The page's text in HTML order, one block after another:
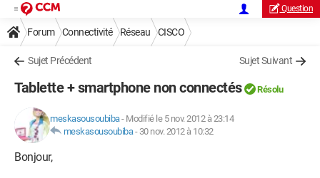
Question
Forum Connectivité Réseau CISCO
Sujet Précédent Sujet Suivant
Tablette + smartphone non connectés Résolu
meskasousoubiba- Modifié le 5 nov. 2012 à 23:14
meskasousoubiba- 30 nov. 2012 à 10:32
Bonjour,